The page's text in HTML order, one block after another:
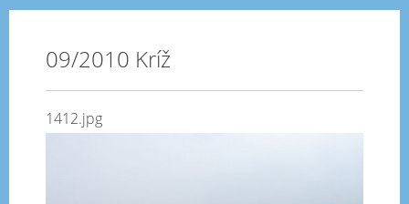
09/2010 Kríž
1412.jpg